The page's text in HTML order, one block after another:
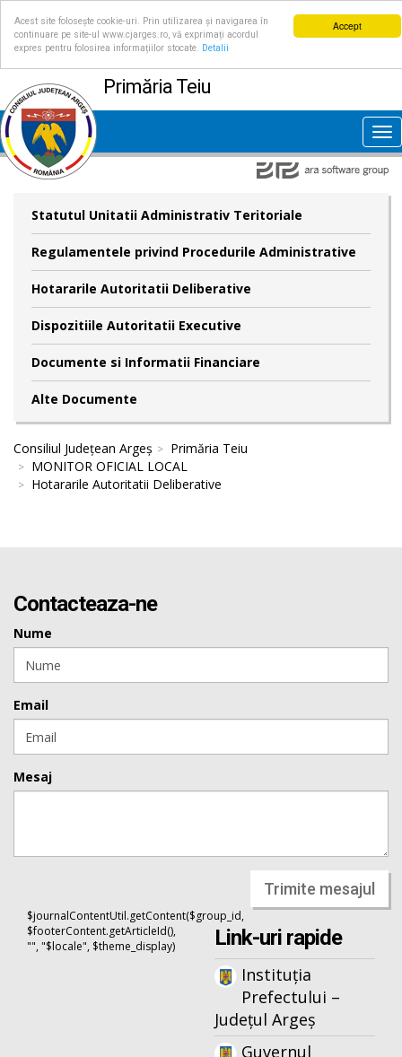
Accept
Acest site folosește cookie-uri. Prin utilizarea și navigarea în
continuare pe site-ul www.cjarges.ro, vă exprimați acordul
expres pentru folosirea informațiilor stocate.
Detalii
Primăria Teiu
Statutul Unitatii Administrativ Teritoriale
Regulamentele privind Procedurile Administrative
Hotararile Autoritatii Deliberative
Dispozitiile Autoritatii Executive
Documente si Informatii Financiare
Alte Documente
Consiliul Județean Argeș
Primăria Teiu
MONITOR OFICIAL LOCAL
Hotararile Autoritatii Deliberative
Contacteaza-ne
Nume
Email
Mesaj
Trimite mesajul
$journalContentUtil.getContent($group_id,
$footerContent.getArticleId(),
"", "$locale", $theme_display)
Link-uri rapide
Instituția
Prefectului –
Județul Argeș
Guvernul